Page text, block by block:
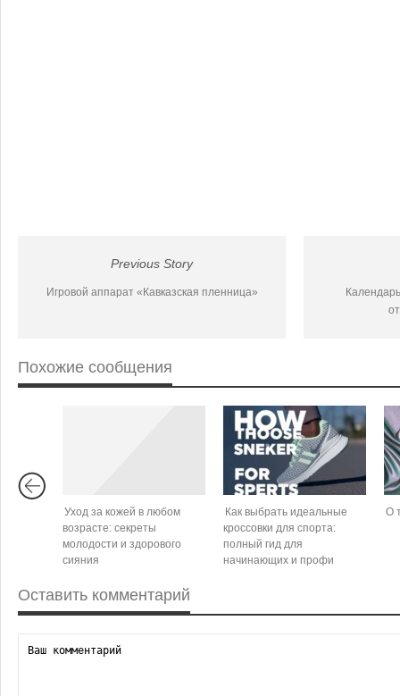
Previous Story
Игровой аппарат «Кавказская пленница»
Похожие сообщения
Уход за кожей в любом
возрасте: секреты
молодости и здорового
сияния
Как выбрать идеальные
кроссовки для спорта:
полный гид для
начинающих и профи
О
Оставить комментарий